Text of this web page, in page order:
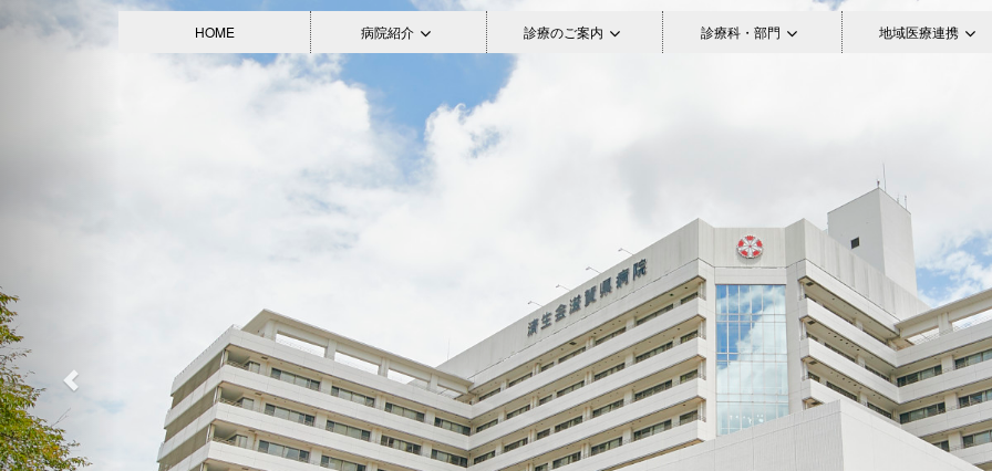
HOME 病院紹介 診療のご案内 診療科・部門 地域医療連携
Previous